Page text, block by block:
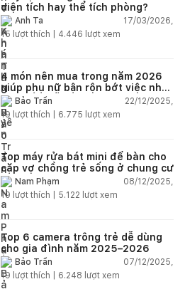
diện tích hay thể tích phòng?
Anh Ta
17/03/2026,
15 lượt thích | 4.446 lượt xem
4 món nên mua trong năm 2026
giúp phụ nữ bận rộn bớt việc nhà,
nhẹ đầu mỗi ngày
Bảo Trần
22/12/2025,
19 lượt thích | 6.775 lượt xem
Top máy rửa bát mini để bàn cho
cặp vợ chồng trẻ sống ở chung cư
Nam Phạm
08/12/2025,
19 lượt thích | 5.122 lượt xem
Top 6 camera trông trẻ dễ dùng
cho gia đình năm 2025–2026
Bảo Trần
07/12/2025,
19 lượt thích | 6.248 lượt xem